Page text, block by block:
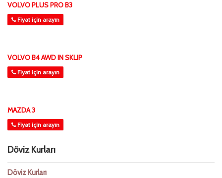
VOLVO PLUS PRO B3
Fiyat için arayın
VOLVO B4 AWD IN SKLIP
Fiyat için arayın
MAZDA 3
Fiyat için arayın
Döviz Kurları
Döviz Kurları